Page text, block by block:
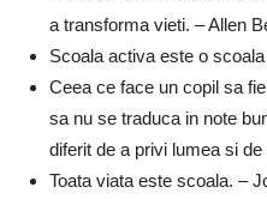
a transforma vieti. – Allen
Scoala activa este o
Ceea ce face un copil sa
sa nu se traduca in note
diferit de a privi lumea si
Toata viata este scoala. –